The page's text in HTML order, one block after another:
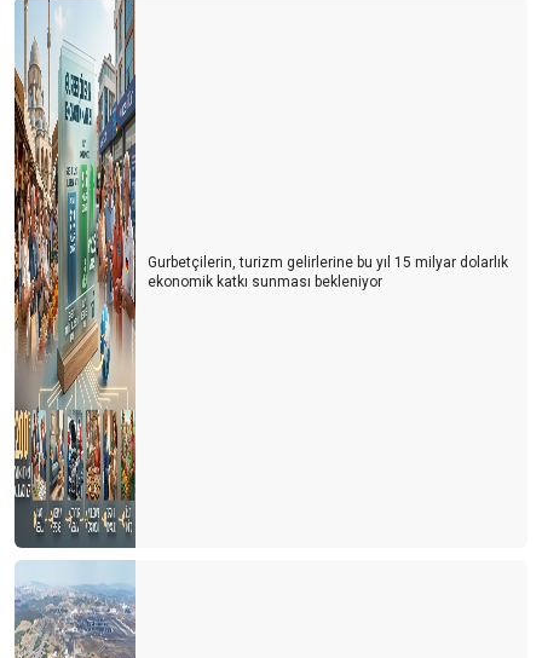
Gurbetçilerin, turizm gelirlerine bu yıl 15 milyar dolarlık
ekonomik katkı sunması bekleniyor